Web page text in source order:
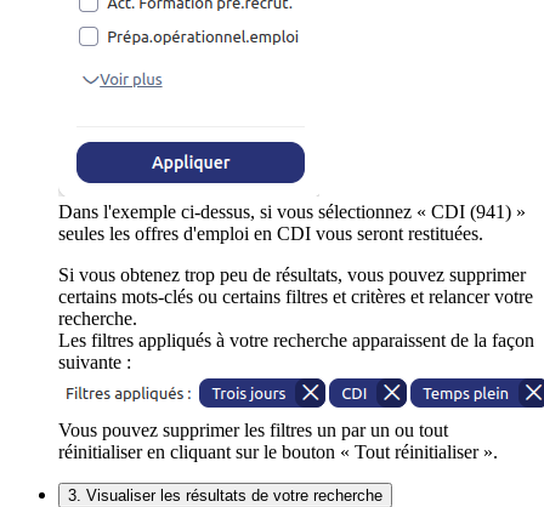
Dans l'exemple ci-dessus, si vous sélectionnez « CDI (941) »
seules les offres d'emploi en CDI vous seront restituées.
Si vous obtenez trop peu de résultats, vous pouvez supprimer
certains mots-clés ou certains filtres et critères et relancer votre
recherche.
Les filtres appliqués à votre recherche apparaissent de la façon
suivante :
Vous pouvez supprimer les filtres un par un ou tout
réinitialiser en cliquant sur le bouton « Tout réinitialiser ».
3. Visualiser les résultats de votre recherche